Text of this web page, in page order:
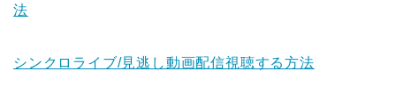
法
シンクロライブ/見逃し動画配信視聴する方法